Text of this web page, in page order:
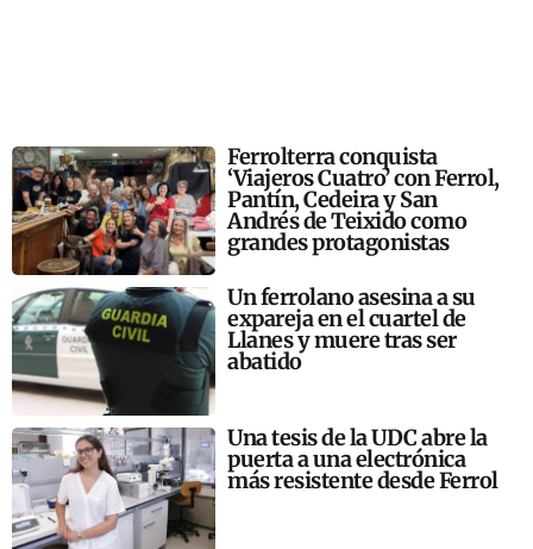
Ferrolterra conquista
‘Viajeros Cuatro’ con Ferrol,
Pantín, Cedeira y San
Andrés de Teixido como
grandes protagonistas
Un ferrolano asesina a su
expareja en el cuartel de
Llanes y muere tras ser
abatido
Una tesis de la UDC abre la
puerta a una electrónica
más resistente desde Ferrol